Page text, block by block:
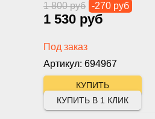
1 800 руб -270 руб
1 530 руб
Под заказ
Артикул: 694967
КУПИТЬ В 1 КЛИК